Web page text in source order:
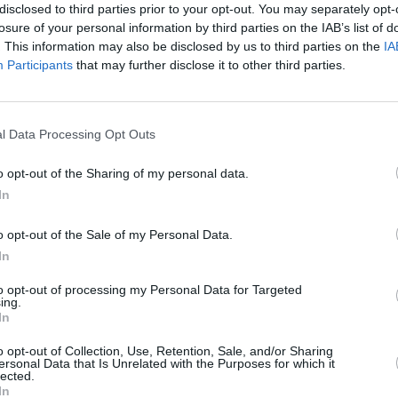
to third parties prior to your opt-out. You may separately
of your personal information by third parties on the IAB’s list of
This information may also be disclosed by us to third parties on the
Participants that may further disclose it to other third parties.
Data Processing Opt Outs
opt-out of the Sharing of my personal data.
opt-out of the Sale of my Personal Data.
opt-out of processing my Personal Data for Targeted
opt-out of Collection, Use, Retention, Sale, and/or Sharing
Data that Is Unrelated with the Purposes for which it
Mit den
/
zum Grillen
Rezepte
/
Artikelempfehlung